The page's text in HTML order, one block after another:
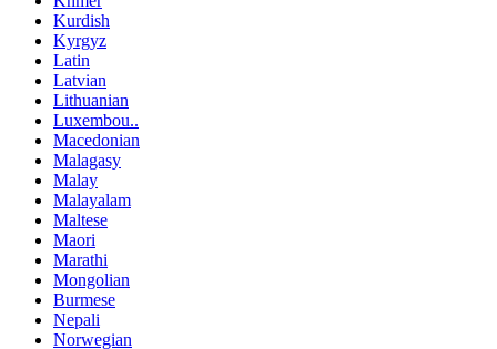
Kurdish
Kyrgyz
Latin
Latvian
Lithuanian
Luxembou..
Macedonian
Malagasy
Malay
Malayalam
Maltese
Maori
Marathi
Mongolian
Burmese
Nepali
Norwegian